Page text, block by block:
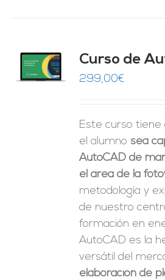
Curso de
299,00€
Este curso tiene
el alumno sea
AutoCAD de
el área de la
metodología y
de nuestro
formación en
AutoCAD es la
versátil del
elaboración de